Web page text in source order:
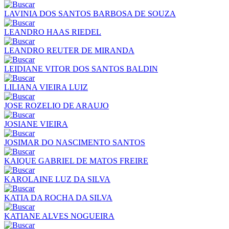
LAVINIA DOS SANTOS BARBOSA DE SOUZA
LEANDRO HAAS RIEDEL
LEANDRO REUTER DE MIRANDA
LEIDIANE VITOR DOS SANTOS BALDIN
LILIANA VIEIRA LUIZ
JOSE ROZELIO DE ARAUJO
JOSIANE VIEIRA
JOSIMAR DO NASCIMENTO SANTOS
KAIQUE GABRIEL DE MATOS FREIRE
KAROLAINE LUZ DA SILVA
KATIA DA ROCHA DA SILVA
KATIANE ALVES NOGUEIRA